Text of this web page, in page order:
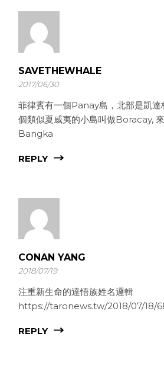
SAVETHEWHALE
2017/06/30
菲律賓有一個Panay島，北部是凱
個類似夏威夷的小島叫做Boracay,
Bangka
REPLY
CONAN YANG
2018/07/19
注重新生命的達悟族姓名邏輯
https://taronews.tw/2018/07/18/
REPLY